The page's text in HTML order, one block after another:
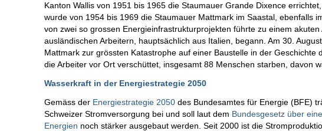
Kanton Wallis von 1951 bis 1965 die Staumauer Grande Dixence
wurde von 1954 bis 1969 die Staumauer Mattmark im Saastal, ebenfalls
von zwei so grossen Energieinfrastrukturprojekten führte zu einem
ausländischen Arbeitern, hauptsächlich aus Italien, begann. Am 30.
Mattmark zur grössten Katastrophe auf einer Baustelle in der Geschichte
die Arbeiter vor Ort verschüttet, insgesamt 88 Menschen starben, davon
Wasserkraft in der Energiestrategie 2050
Gemäss der Energiestrategie 2050 des Bundesamtes für Energie (BFE)
Schweizer Stromversorgung bei und soll laut dem Bundesgesetz über
Energien noch stärker ausgebaut werden. Seit 2000 ist die